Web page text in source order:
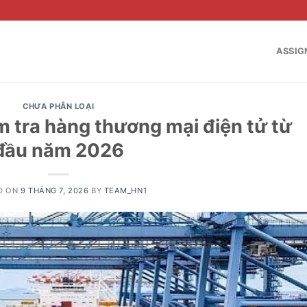
CHƯA PHÂN LOẠI
tra hàng thương mại điện tử từ
năm 2026
ON 9 THÁNG 7, 2026 BY TEAM_HN1